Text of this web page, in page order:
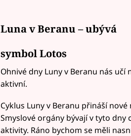
Luna v Beranu – ubývá
symbol Lotos
Ohnivé dny Luny v Beranu nás
aktivní.
Cyklus Luny v Beranu přináší
Smyslové orgány bývají v tyto
aktivity. Ráno bychom se měli